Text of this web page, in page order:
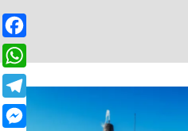
Facebook
WhatsApp
Telegram